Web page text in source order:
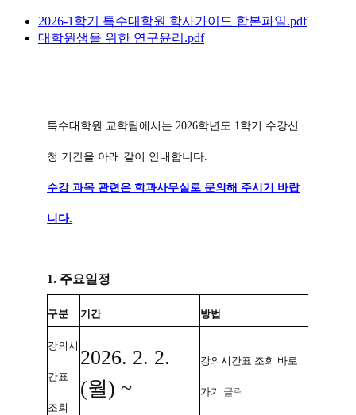
2026-1학기 특수대학원 학사가이드 합본파일.pdf
대학원생을 위한 연구윤리.pdf
특수대학원 교학팀에서는 2026학년도 1학기 수강신
청 기간을 아래 같이 안내합니다.
수강 과목 관련은 학과사무실로 문의해 주시기 바랍
니다.
1. 주요일정
구분 기간 방법
강의시
간표
조회
2026. 2. 2.
(월) ~
강의시간표 조회 바로
가기 클릭